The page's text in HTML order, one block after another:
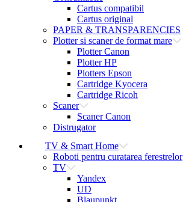
Cartus compatibil
Cartus original
PAPER & TRANSPARENCIES
Plotter si scaner de format mare
Plotter Canon
Plotter HP
Plotters Epson
Cartridge Kyocera
Cartridge Ricoh
Scaner
Scaner Canon
Distrugator
TV & Smart Home
Roboti pentru curatarea ferestrelor
TV
Yandex
UD
Blaupunkt